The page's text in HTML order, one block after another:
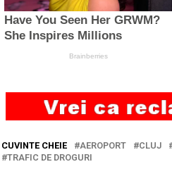
CUVINTE CHEIE AEROPORT CLUJ
TRAFIC DE DROGURI